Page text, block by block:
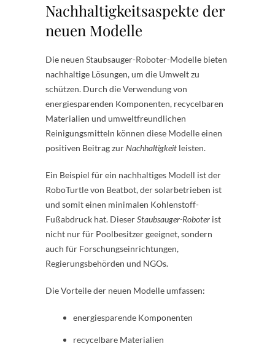
Nachhaltigkeitsaspekte der
neuen Modelle
Die neuen Staubsauger-Roboter-Modelle bieten
nachhaltige Lösungen, um die Umwelt zu
schützen. Durch die Verwendung von
energiesparenden Komponenten, recycelbaren
Materialien und umweltfreundlichen
Reinigungsmitteln können diese Modelle einen
positiven Beitrag zurNachhaltigkeit leisten.
Ein Beispiel für ein nachhaltiges Modell ist der
RoboTurtle von Beatbot, der solarbetrieben ist
und somit einen minimalen Kohlenstoff-
Fußabdruck hat. DieserStaubsauger-Roboter ist
nicht nur für Poolbesitzer geeignet, sondern
auch für Forschungseinrichtungen,
Regierungsbehörden und NGOs.
Die Vorteile der neuen Modelle umfassen:
energiesparende Komponenten
recycelbare Materialien